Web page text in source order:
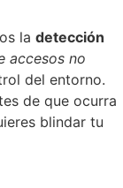
la detección
accesos no
del entorno.
de que ocurra
blindar tu